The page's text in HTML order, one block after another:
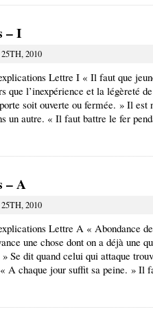
– I
2010
Lettre I « Il faut que
que l’inexpérience et la légèreté
soit ouverte ou fermée. » Il est
un autre. « Il faut battre le fer
– A
2010
Lettre A « Abondance
une chose dont on a déjà une
Se dit quand celui qui attaque
A chaque jour suffit sa peine. » Il